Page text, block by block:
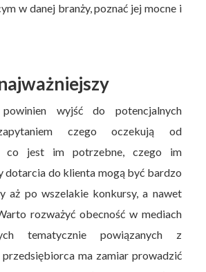
w danej branży, poznać jej mocne i
powinien wyjść do potencjalnych
czego oczekują od
co jest im potrzebne, czego im
dotarcia do klienta mogą być bardzo
aż po wszelakie konkursy, a nawet
rozważyć obecność w mediach
tematycznie powiązanych z
ma zamiar prowadzić